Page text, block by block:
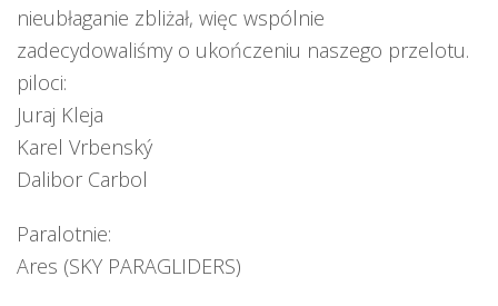
nieubłaganie zbliżał, więc wspólnie
zadecydowaliśmy o ukończeniu naszego przelotu.
piloci:
Juraj Kleja
Karel Vrbenský
Dalibor Carbol
Paralotnie:
Ares (SKY PARAGLIDERS)